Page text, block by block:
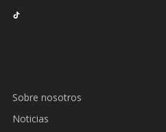
Sobre nosotros
Noticias